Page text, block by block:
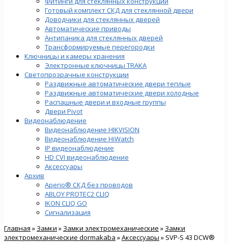
Готовый комплект СКД для стеклянной двери
Доводчики для стеклянных дверей
Автоматические приводы
Антипаника для стеклянных дверей
Трансформируемые перегородки
Ключницы и камеры хранения
Электронные ключницы TRAKA
Светопрозрачные конструкции
Раздвижные автоматические двери теплые
Раздвижные автоматические двери холодные
Распашные двери и входные группы
Двери Pivot
Видеонаблюдение
Видеонаблюдение HIKVISION
Видеонаблюдение HiWatch
IP видеонаблюдение
HD CVI видеонаблюдение
Аксессуары
Архив
Aperio® СКД без проводов
ABLOY PROTEC2 CLIQ
IKON CLIQ GO
Сигнализация
Главная » Замки » Замки электромеханические » Замки
электромеханические dormakaba »Аксессуары » SVP-S 43 DCW®